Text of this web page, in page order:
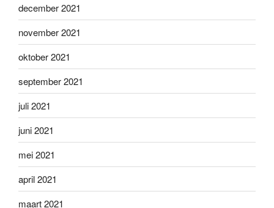
december 2021
november 2021
oktober 2021
september 2021
juli 2021
juni 2021
mei 2021
april 2021
maart 2021